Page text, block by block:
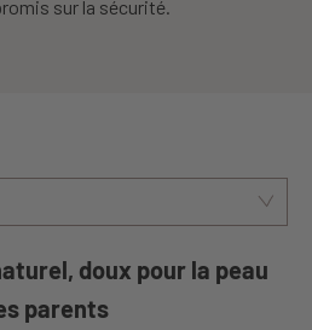
sur la sécurité.
doux pour la peau
parents